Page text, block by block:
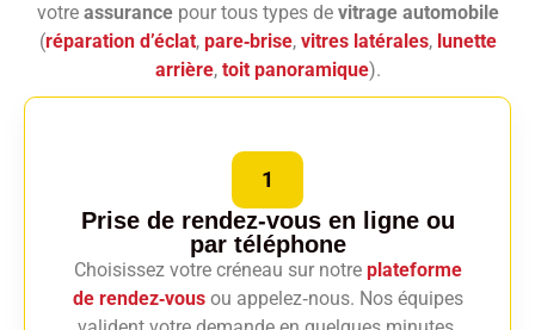
votre assurancepour tous types de vitrage automobile
(réparation d’éclat, pare‑brise, vitres latérales, lunette
arrière, toit panoramique).
1
Prise de rendez-vous en ligne ou
par téléphone
Choisissez votre créneau sur notre plateforme
de rendez‑vousou appelez‑nous. Nos équipes